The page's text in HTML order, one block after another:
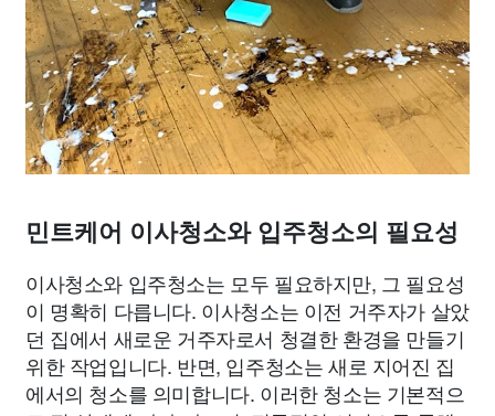
민트케어 이사청소와 입주청소의 필요성
이사청소와 입주청소는 모두 필요하지만, 그 필요성
이 명확히 다릅니다. 이사청소는 이전 거주자가 살았
던 집에서 새로운 거주자로서 청결한 환경을 만들기
위한 작업입니다. 반면, 입주청소는 새로 지어진 집
에서의 청소를 의미합니다. 이러한 청소는 기본적으